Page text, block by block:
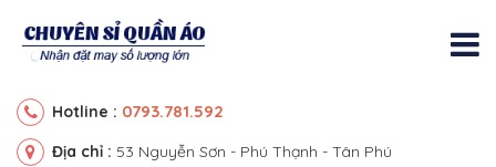
Hotline : 0793.781.592
Địa chỉ : 53 Nguyễn Sơn - Phú Thạnh - Tân Phú